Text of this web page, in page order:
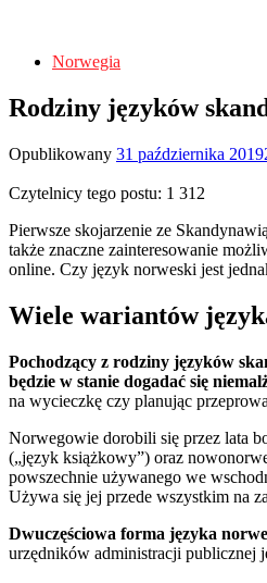
Norwegia
Rodziny języków
Opublikowany 31 października 2019
Czytelnicy tego postu: 1 312
Pierwsze skojarzenie ze
także znaczne zainteresowanie
online. Czy język norweski jest
Wiele wariantów
Pochodzący z rodziny języków
będzie w stanie dogadać się
na wycieczkę czy planując
Norwegowie dorobili się przez lata
(„język książkowy”) oraz
powszechnie używanego we
Używa się jej przede wszystkim na
Dwuczęściowa forma języka
urzędników administracji publicznej